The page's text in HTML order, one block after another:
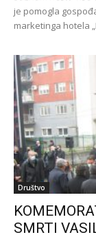
je pomogla
marketinga hotela
Društvo
SMRTI